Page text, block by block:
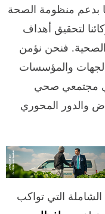
بدعم منظومة الصحة
لتحقيق أهداف
الصحية. فنحن نؤمن
والمؤسسات
مجتمعي صحي
والدور المحوري
التي تواكب